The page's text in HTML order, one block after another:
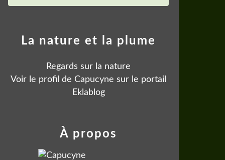
La nature et la plume
Regards sur la nature
Voir le profil de Capucyne sur le portail
Eklablog
À propos